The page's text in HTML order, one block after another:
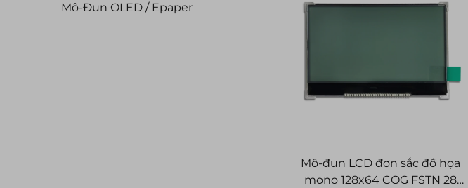
Mô-Đun OLED / Epaper
Mô-đun LCD đơn sắc đồ họa
mono 128x64 COG FSTN 28